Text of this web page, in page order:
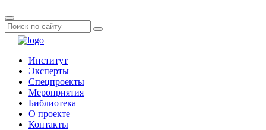
Институт
Эксперты
Спецпроекты
Мероприятия
Библиотека
О проекте
Контакты